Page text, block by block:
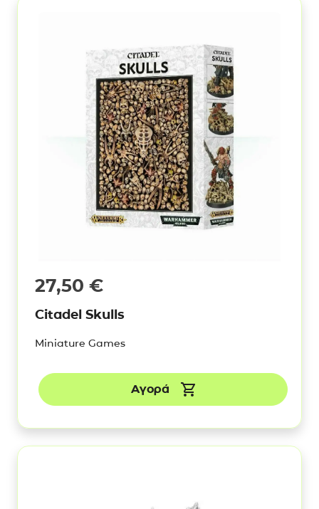
27,50 €
Citadel Skulls
Miniature Games
Αγορά